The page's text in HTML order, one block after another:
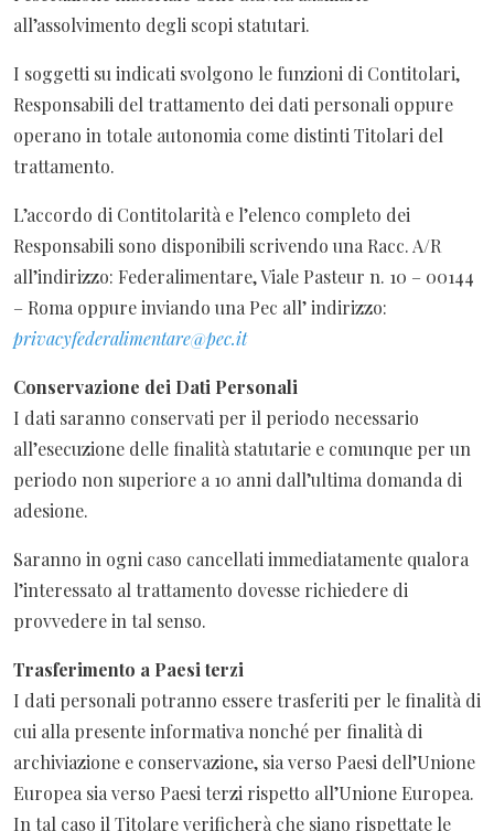
all’assolvimento degli scopi statutari.
I soggetti su indicati svolgono le funzioni di Contitolari,
Responsabili del trattamento dei dati personali oppure
operano in totale autonomia come distinti Titolari del
trattamento.
L’accordo di Contitolarità e l’elenco completo dei
Responsabili sono disponibili scrivendo una Racc. A/R
all’indirizzo: Federalimentare, Viale Pasteur n. 10 – 00144
– Roma oppure inviando una Pec all’ indirizzo:
privacyfederalimentare@pec.it
Conservazione dei Dati Personali
I dati saranno conservati per il periodo necessario
all’esecuzione delle finalità statutarie e comunque per un
periodo non superiore a 10 anni dall’ultima domanda di
adesione.
Saranno in ogni caso cancellati immediatamente qualora
l’interessato al trattamento dovesse richiedere di
provvedere in tal senso.
Trasferimento a Paesi terzi
I dati personali potranno essere trasferiti per le finalità di
cui alla presente informativa nonché per finalità di
archiviazione e conservazione, sia verso Paesi dell’Unione
Europea sia verso Paesi terzi rispetto all’Unione Europea.
In tal caso il Titolare verificherà che siano rispettate le